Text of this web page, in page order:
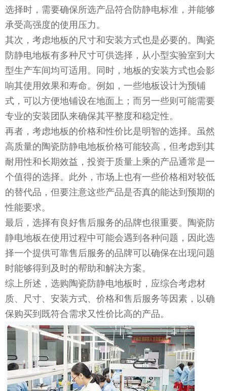
选择时，需要确保所选产品符合防静电标准，并能够
承受高强度的使用压力。
其次，考虑地板的尺寸和安装方式也是必要的。陶瓷
防静电地板有多种尺寸可供选择，从小型实验室到大
型生产车间均可适用。同时，地板的安装方式也会影
响其使用效果和寿命。例如，一些地板设计为预铺
式，可以方便地铺设在地面上；而另一些则可能需要
专业的安装团队来确保其平整度和稳定性。
再者，考虑地板的价格和性价比是明智的选择。虽然
高质量的陶瓷防静电地板价格可能较高，但考虑到其
耐用性和长期效益，投资于质量上乘的产品通常是一
个值得的选择。此外，市场上也有一些价格相对较低
的替代品，但要注意这些产品是否真的能达到预期的
性能要求。
最后，选择有良好售后服务的品牌也很重要。陶瓷防
静电地板在使用过程中可能会遇到各种问题，因此选
择一个提供可靠售后服务的品牌可以确保在出现问题
时能够得到及时的帮助和解决方案。
综上所述，选购陶瓷防静电地板时，应综合考虑材
质、尺寸、安装方式、价格和售后服务等因素，以确
保购买到既符合需求又性价比高的产品。